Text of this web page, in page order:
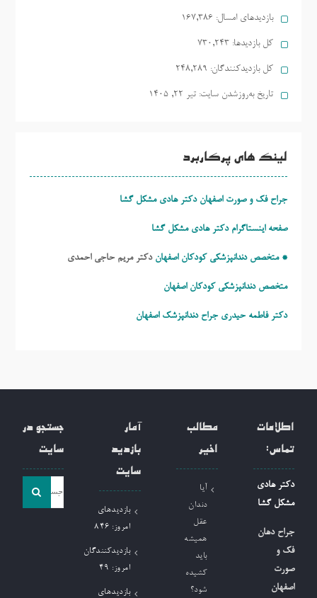
بازدیدهای امسال: 167,386
کل بازدیدها: 730,243
کل بازدیدکنند‌گان: 248,289
تاریخ به‌روزشدن سایت: تیر ۲۲, ۱۴۰۵
لینک های پرکاربرد
جراح فک و صورت اصفهان دکتر هادی مشکل گشا
صفحه اینستاگرام دکتر هادی مشکل گشا
* متخصص دندانپزشکی کودکان اصفهان دکتر مریم حاجی احمدی
متخصص دندانپزشکی کودکان اصفهان
دکتر فاطمه حیدری جراح دندانپزشک اصفهان
اطلاعات
تماس:
دکتر هادی
مشکل گشا
جراح دهان
فک و
صورت
اصفهان
مطالب
اخیر
آیا
دندان
عقل
همیشه
باید
کشیده
شود؟
آمار
بازدید
سایت
بازدیدهای
امروز: 846
بازدیدکنندگان
امروز: 49
بازدیدهای
جستجو در
سایت